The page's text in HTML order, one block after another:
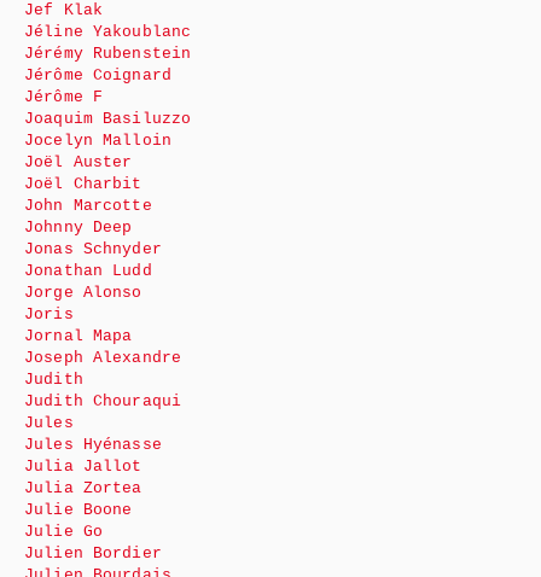
Jef Klak
Jéline Yakoublanc
Jérémy Rubenstein
Jérôme Coignard
Jérôme F
Joaquim Basiluzzo
Jocelyn Malloin
Joël Auster
Joël Charbit
John Marcotte
Johnny Deep
Jonas Schnyder
Jonathan Ludd
Jorge Alonso
Joris
Jornal Mapa
Joseph Alexandre
Judith
Judith Chouraqui
Jules
Jules Hyénasse
Julia Jallot
Julia Zortea
Julie Boone
Julie Go
Julien Bordier